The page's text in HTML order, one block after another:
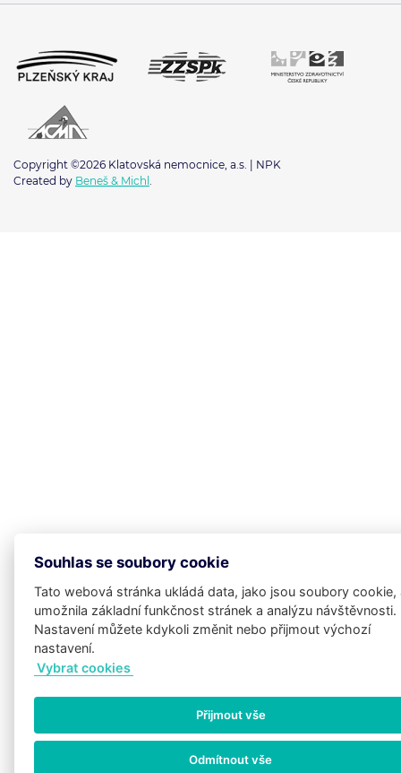
Copyright ©2026 Klatovská nemocnice, a.s. | NPK
Created by Beneš & Michl .
Souhlas se soubory cookie
Tato webová stránka ukládá data, jako jsou soubory cookie,
umožnila základní funkčnost stránek a analýzu návštěvnosti.
Nastavení můžete kdykoli změnit nebo přijmout výchozí
nastavení.
Vybrat cookies
Přijmout vše
Odmítnout vše
Potřebujete poradit?